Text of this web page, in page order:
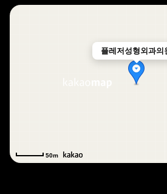
플레저성형외과의
50m